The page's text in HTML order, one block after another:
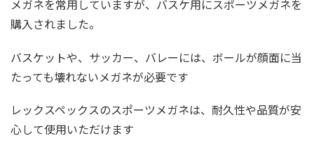
メガネを常用していますが、バスケ用にスポーツメガネを
購入されました。
バスケットや、サッカー、バレーには、ボールが顔面に当
たっても壊れないメガネが必要です
レックスペックスのスポーツメガネは、耐久性や品質が安
心して使用いただけます